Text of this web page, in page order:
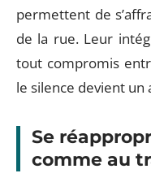
permettent de
de la rue. Leur
tout compromis
le silence devient
Se
comme au